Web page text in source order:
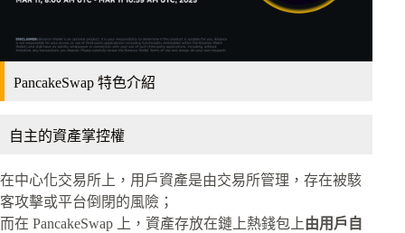
PancakeSwap 特色介紹
自主的資產掌控權
在中心化交易所上，用戶資產是由交易所管理，存在被駭
客攻擊或平台倒閉的風險；
而在 PancakeSwap 上，資產存放在鏈上熱錢包上由用戶自